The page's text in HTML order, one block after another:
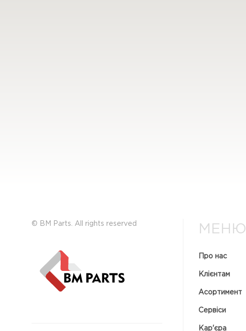
© BM Parts. All rights reserved МЕНЮ
Про нас
Клієнтам
Асортимент
Сервіси
Кар'єра